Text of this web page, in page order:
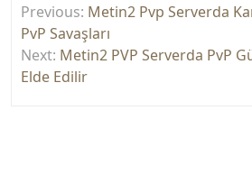
gezinmesi
Previous: Metin2 Pvp Serverda
PvP Savaşları
Next: Metin2 PVP Serverda PvP
Elde Edilir